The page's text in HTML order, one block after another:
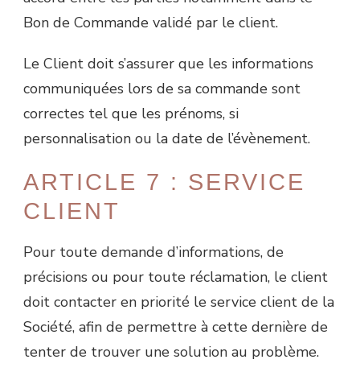
Bon de Commande validé par le client.
Le Client doit s’assurer que les informations
communiquées lors de sa commande sont
correctes tel que les prénoms, si
personnalisation ou la date de l’évènement.
ARTICLE 7 : SERVICE
CLIENT
Pour toute demande d’informations, de
précisions ou pour toute réclamation, le client
doit contacter en priorité le service client de la
Société, afin de permettre à cette dernière de
tenter de trouver une solution au problème.